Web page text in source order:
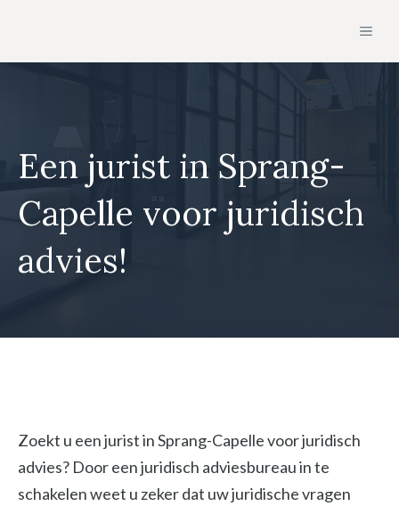
de
Een jurist in Sprang-
Capelle voor juridisch
advies!
Zoekt u een jurist in Sprang-Capelle voor juridisch
advies? Door een juridisch adviesbureau in te
schakelen weet u zeker dat uw juridische vragen